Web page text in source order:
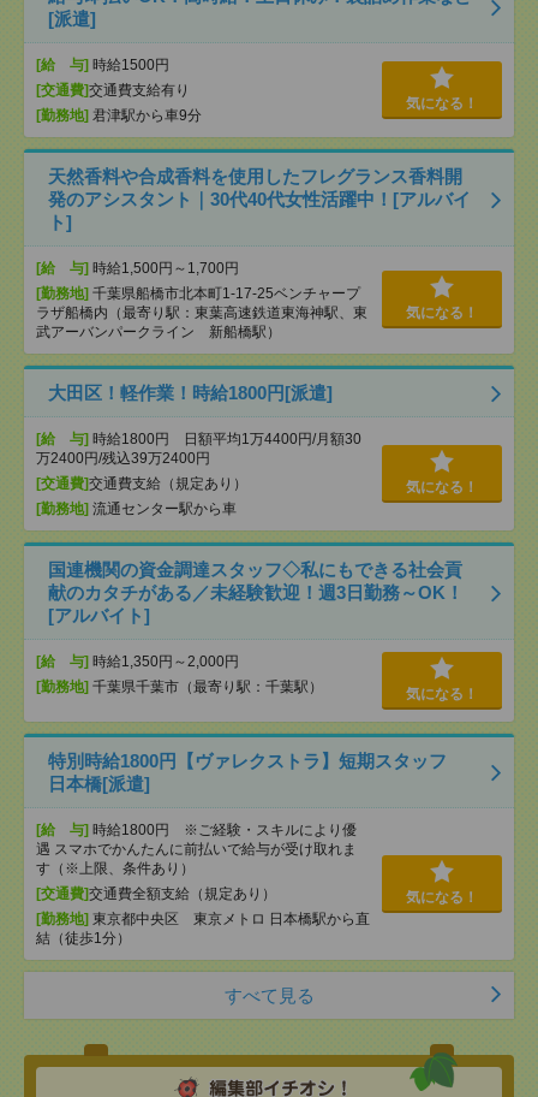
[派遣]
[給 与] 時給1500円
[交通費]交通費支給有り
[勤務地] 君津駅から車9分
気になる！
天然香料や合成香料を使用したフレグランス香料開
発のアシスタント｜30代40代女性活躍中！[アルバイ
ト]
[給 与] 時給1,500円～1,700円
[勤務地] 千葉県船橋市北本町1-17-25ベンチャープ
ラザ船橋内（最寄り駅：東葉高速鉄道東海神駅、東
武アーバンパークライン 新船橋駅）
気になる！
大田区！軽作業！時給1800円[派遣]
[給 与] 時給1800円 日額平均1万4400円/月額30
万2400円/残込39万2400円
[交通費]交通費支給（規定あり）
[勤務地] 流通センター駅から車
気になる！
国連機関の資金調達スタッフ◇私にもできる社会貢
献のカタチがある／未経験歓迎！週3日勤務～OK！
[アルバイト]
[給 与] 時給1,350円～2,000円
[勤務地] 千葉県千葉市（最寄り駅：千葉駅） 気になる！
特別時給1800円【ヴァレクストラ】短期スタッフ
日本橋[派遣]
[給 与] 時給1800円 ※ご経験・スキルにより優
遇 スマホでかんたんに前払いで給与が受け取れま
す（※上限、条件あり）
[交通費]交通費全額支給（規定あり）
[勤務地] 東京都中央区 東京メトロ 日本橋駅から直
結（徒歩1分）
気になる！
すべて見る